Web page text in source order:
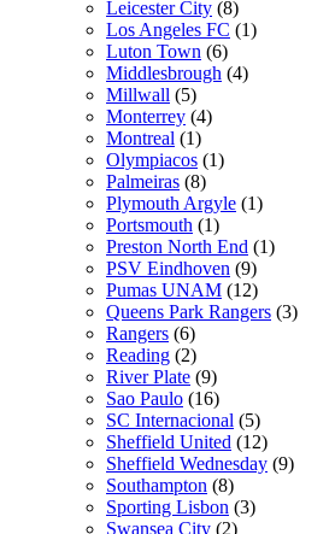
Leicester City (8)
Los Angeles FC (1)
Luton Town (6)
Middlesbrough (4)
Millwall (5)
Monterrey (4)
Montreal (1)
Olympiacos (1)
Palmeiras (8)
Plymouth Argyle (1)
Portsmouth (1)
Preston North End (1)
PSV Eindhoven (9)
Pumas UNAM (12)
Queens Park Rangers (3)
Rangers (6)
Reading (2)
River Plate (9)
Sao Paulo (16)
SC Internacional (5)
Sheffield United (12)
Sheffield Wednesday (9)
Southampton (8)
Sporting Lisbon (3)
Swansea City (2)